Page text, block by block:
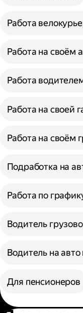
Работа
Работа на своём
Работа
Работа на своей
Работа на своём
Подработка на
Работа по
Водитель
Водитель на
Для пенсионеров